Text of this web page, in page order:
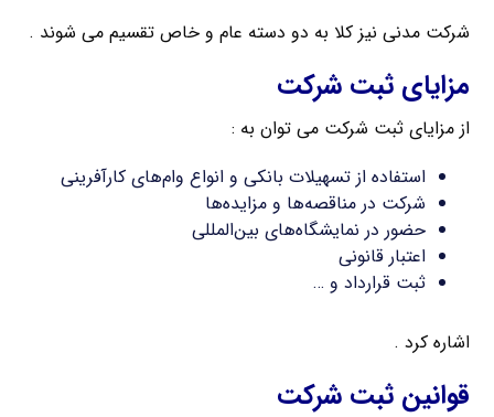
شرکت مدنی نیز کلا به دو دسته عام و خاص تقسیم می شوند .
مزایای ثبت شرکت
از مزایای ثبت شرکت می توان به :
استفاده از تسهیلات بانکی و انواع وام‌های کارآفرینی
شرکت در مناقصه‌ها و مزایده‌ها
حضور در نمایشگاه‌های بین‌المللی
اعتبار قانونی
ثبت قرارداد و …
اشاره کرد .
قوانین ثبت شرکت